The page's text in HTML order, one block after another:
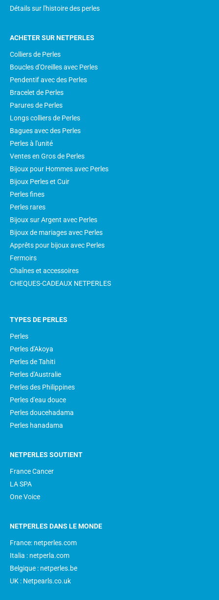
Détails sur l'histoire des perles
ACHETER SUR NETPERLES
Colliers de Perles
Boucles d'Oreilles avec Perles
Pendentif avec des Perles
Bracelet de Perles
Parures de Perles
Longs colliers de Perles
Bagues avec des Perles
Perles à l'unité
Ventes en Gros de Perles
Bijoux pour Hommes avec Perles
Bijoux Perles et Cuir
Perles fines
Perles rares
Bijoux sur Argent avec Perles
Bijoux de mariages avec Perles
Apprêts pour bijoux avec Perles
Fermoirs
Chaînes et accessoires
CHEQUES-CADEAUX NETPERLES
TYPES DE PERLES
Perles
Perles d'Akoya
Perles de Tahiti
Perles d'Australie
Perles des Philippines
Perles d'eau douce
Perles doucehadama
Perles hanadama
NETPERLES SOUTIENT
France Cancer
LA SPA
One Voice
NETPERLES DANS LE MONDE
France: netperles.com
Italia : netperla.com
Belgique : netperles.be
UK : Netpearls.co.uk